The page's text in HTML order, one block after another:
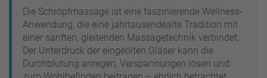
Die Schröpfmassage ist eine faszinierende Wellness-
Anwendung, die eine jahrtausendealte Tradition mit
einer sanften, gleitenden Massagetechnik verbindet.
Der Unterdruck der eingeölten Gläser kann die
Durchblutung anregen, Verspannungen lösen und